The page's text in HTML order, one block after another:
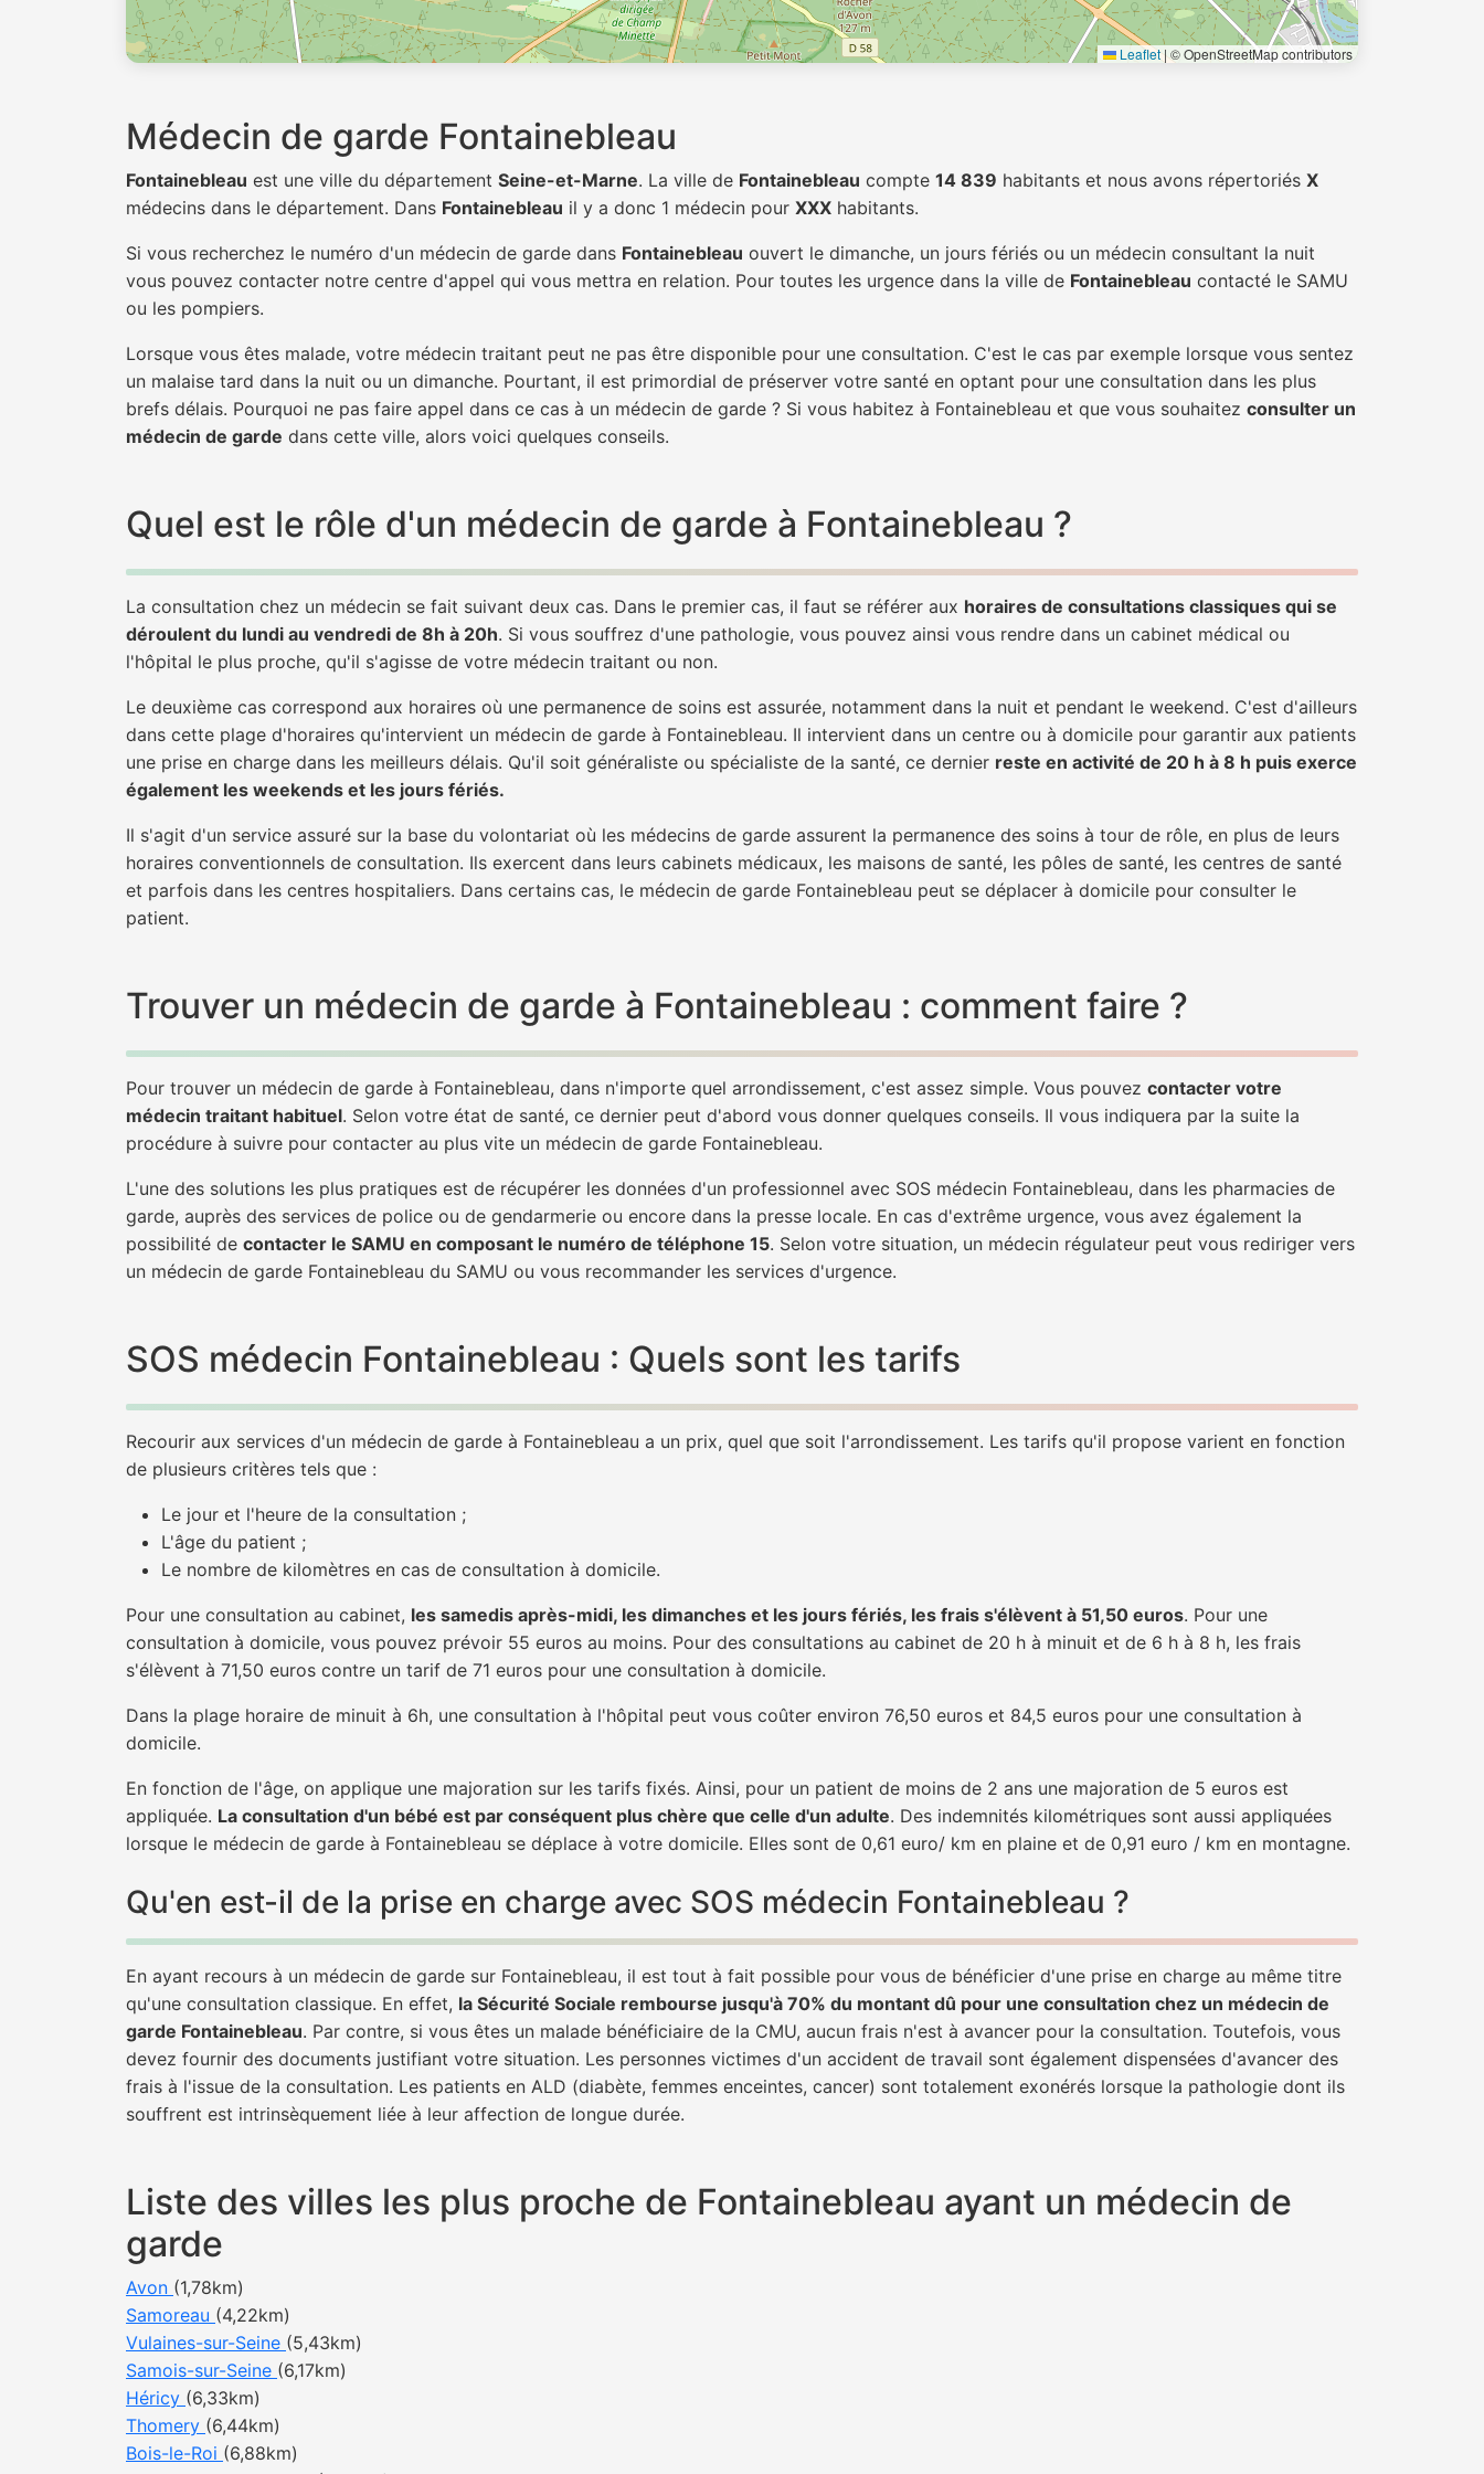
Leaflet | © OpenStreetMap contributors
Médecin de garde Fontainebleau
Fontainebleau est une ville du département Seine-et-Marne. La ville de Fontainebleau compte 14 839 habitants et nous avons répertoriés X
médecins dans le département. Dans Fontainebleau il y a donc 1 médecin pour XXX habitants.
Si vous recherchez le numéro d'un médecin de garde dans Fontainebleau ouvert le dimanche, un jours fériés ou un médecin consultant la nuit
vous pouvez contacter notre centre d'appel qui vous mettra en relation. Pour toutes les urgence dans la ville de Fontainebleau contacté le SAMU
ou les pompiers.
Lorsque vous êtes malade, votre médecin traitant peut ne pas être disponible pour une consultation. C'est le cas par exemple lorsque vous sentez
un malaise tard dans la nuit ou un dimanche. Pourtant, il est primordial de préserver votre santé en optant pour une consultation dans les plus
brefs délais. Pourquoi ne pas faire appel dans ce cas à un médecin de garde ? Si vous habitez à Fontainebleau et que vous souhaitez consulter un
médecin de garde dans cette ville, alors voici quelques conseils.
Quel est le rôle d'un médecin de garde à Fontainebleau ?
La consultation chez un médecin se fait suivant deux cas. Dans le premier cas, il faut se référer aux horaires de consultations classiques qui se
déroulent du lundi au vendredi de 8h à 20h. Si vous souffrez d'une pathologie, vous pouvez ainsi vous rendre dans un cabinet médical ou
l'hôpital le plus proche, qu'il s'agisse de votre médecin traitant ou non.
Le deuxième cas correspond aux horaires où une permanence de soins est assurée, notamment dans la nuit et pendant le weekend. C'est d'ailleurs
dans cette plage d'horaires qu'intervient un médecin de garde à Fontainebleau. Il intervient dans un centre ou à domicile pour garantir aux patients
une prise en charge dans les meilleurs délais. Qu'il soit généraliste ou spécialiste de la santé, ce dernier reste en activité de 20 h à 8 h puis exerce
également les weekends et les jours fériés.
Il s'agit d'un service assuré sur la base du volontariat où les médecins de garde assurent la permanence des soins à tour de rôle, en plus de leurs
horaires conventionnels de consultation. Ils exercent dans leurs cabinets médicaux, les maisons de santé, les pôles de santé, les centres de santé
et parfois dans les centres hospitaliers. Dans certains cas, le médecin de garde Fontainebleau peut se déplacer à domicile pour consulter le
patient.
Trouver un médecin de garde à Fontainebleau : comment faire ?
Pour trouver un médecin de garde à Fontainebleau, dans n'importe quel arrondissement, c'est assez simple. Vous pouvez contacter votre
médecin traitant habituel. Selon votre état de santé, ce dernier peut d'abord vous donner quelques conseils. Il vous indiquera par la suite la
procédure à suivre pour contacter au plus vite un médecin de garde Fontainebleau.
L'une des solutions les plus pratiques est de récupérer les données d'un professionnel avec SOS médecin Fontainebleau, dans les pharmacies de
garde, auprès des services de police ou de gendarmerie ou encore dans la presse locale. En cas d'extrême urgence, vous avez également la
possibilité de contacter le SAMU en composant le numéro de téléphone 15. Selon votre situation, un médecin régulateur peut vous rediriger vers
un médecin de garde Fontainebleau du SAMU ou vous recommander les services d'urgence.
SOS médecin Fontainebleau : Quels sont les tarifs
Recourir aux services d'un médecin de garde à Fontainebleau a un prix, quel que soit l'arrondissement. Les tarifs qu'il propose varient en fonction
de plusieurs critères tels que :
Le jour et l'heure de la consultation ;
L'âge du patient ;
Le nombre de kilomètres en cas de consultation à domicile.
Pour une consultation au cabinet, les samedis après-midi, les dimanches et les jours fériés, les frais s'élèvent à 51,50 euros. Pour une
consultation à domicile, vous pouvez prévoir 55 euros au moins. Pour des consultations au cabinet de 20 h à minuit et de 6 h à 8 h, les frais
s'élèvent à 71,50 euros contre un tarif de 71 euros pour une consultation à domicile.
Dans la plage horaire de minuit à 6h, une consultation à l'hôpital peut vous coûter environ 76,50 euros et 84,5 euros pour une consultation à
domicile.
En fonction de l'âge, on applique une majoration sur les tarifs fixés. Ainsi, pour un patient de moins de 2 ans une majoration de 5 euros est
appliquée. La consultation d'un bébé est par conséquent plus chère que celle d'un adulte. Des indemnités kilométriques sont aussi appliquées
lorsque le médecin de garde à Fontainebleau se déplace à votre domicile. Elles sont de 0,61 euro/ km en plaine et de 0,91 euro / km en montagne.
Qu'en est-il de la prise en charge avec SOS médecin Fontainebleau ?
En ayant recours à un médecin de garde sur Fontainebleau, il est tout à fait possible pour vous de bénéficier d'une prise en charge au même titre
qu'une consultation classique. En effet, la Sécurité Sociale rembourse jusqu'à 70% du montant dû pour une consultation chez un médecin de
garde Fontainebleau. Par contre, si vous êtes un malade bénéficiaire de la CMU, aucun frais n'est à avancer pour la consultation. Toutefois, vous
devez fournir des documents justifiant votre situation. Les personnes victimes d'un accident de travail sont également dispensées d'avancer des
frais à l'issue de la consultation. Les patients en ALD (diabète, femmes enceintes, cancer) sont totalement exonérés lorsque la pathologie dont ils
souffrent est intrinsèquement liée à leur affection de longue durée.
Liste des villes les plus proche de Fontainebleau ayant un médecin de
garde
Avon (1,78km)
Samoreau (4,22km)
Vulaines-sur-Seine (5,43km)
Samois-sur-Seine (6,17km)
Héricy (6,33km)
Thomery (6,44km)
Bois-le-Roi (6,88km)